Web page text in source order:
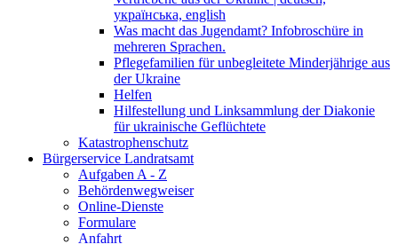
українська, english
Was macht das Jugendamt? Infobroschüre in
mehreren Sprachen.
Pflegefamilien für unbegleitete Minderjährige aus
der Ukraine
Helfen
Hilfestellung und Linksammlung der Diakonie
für ukrainische Geflüchtete
Katastrophenschutz
Bürgerservice Landratsamt
Aufgaben A - Z
Behördenwegweiser
Online-Dienste
Formulare
Anfahrt